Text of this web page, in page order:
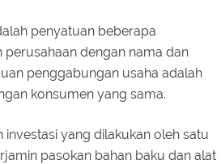
penyatuan beberapa
dengan nama dan
penggabungan usaha adalah
konsumen yang sama.
yang dilakukan oleh satu
pasokan bahan baku dan alat